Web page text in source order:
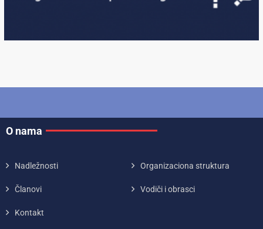
O nama
Nadležnosti Organizaciona struktura
Članovi Vodiči i obrasci
Kontakt